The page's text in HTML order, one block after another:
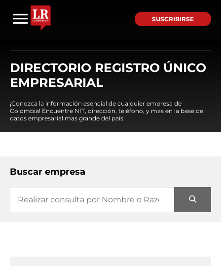
SUSCRIBIRSE
DIRECTORIO REGISTRO ÚNICO
EMPRESARIAL
¡Conozca la información esencial de cualquier empresa de
Colombia! Encuentre NIT, dirección, teléfono, y mas en la base de
datos empresarial mas grande del país.
Buscar empresa